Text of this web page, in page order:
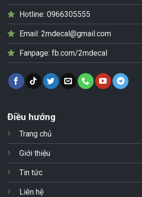
Hotline: 0966305555
Email: 2mdecal@gmail.com
Fanpage: fb.com/2mdecal
Điều hướng
Trang chủ
Giới thiệu
Tin tức
Liên hệ